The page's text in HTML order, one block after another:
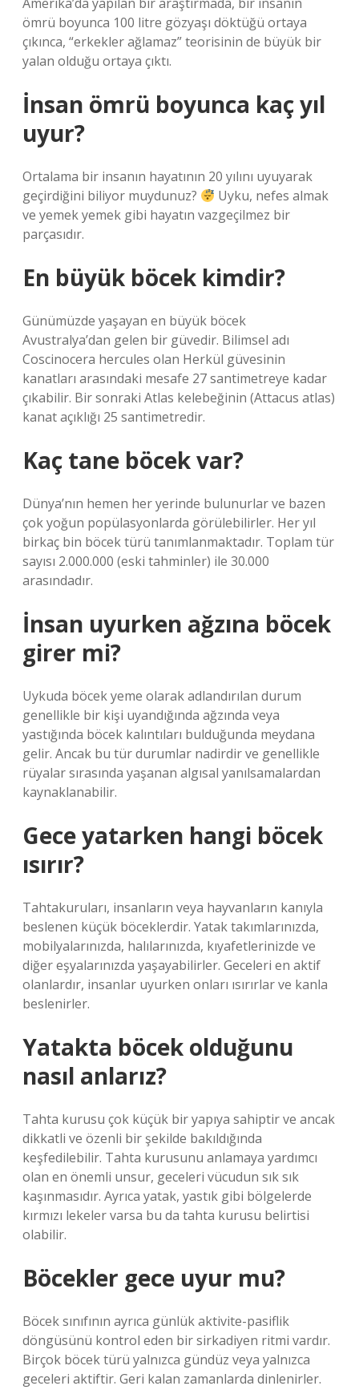
ömrü boyunca 100 litre gözyaşı döktüğü ortaya
çıkınca, “erkekler ağlamaz” teorisinin de büyük bir
yalan olduğu ortaya çıktı.
İnsan ömrü boyunca kaç yıl
uyur?
Ortalama bir insanın hayatının 20 yılını uyuyarak
geçirdiğini biliyor muydunuz?
Uyku, nefes almak
ve yemek yemek gibi hayatın vazgeçilmez bir
parçasıdır.
En büyük böcek kimdir?
Günümüzde yaşayan en büyük böcek
Avustralya’dan gelen bir güvedir. Bilimsel adı
Coscinocera hercules olan Herkül güvesinin
kanatları arasındaki mesafe 27 santimetreye kadar
çıkabilir. Bir sonraki Atlas kelebeğinin (Attacus atlas)
kanat açıklığı 25 santimetredir.
Kaç tane böcek var?
Dünya’nın hemen her yerinde bulunurlar ve bazen
çok yoğun popülasyonlarda görülebilirler. Her yıl
birkaç bin böcek türü tanımlanmaktadır. Toplam tür
sayısı 2.000.000 (eski tahminler) ile 30.000
arasındadır.
İnsan uyurken ağzına böcek
girer mi?
Uykuda böcek yeme olarak adlandırılan durum
genellikle bir kişi uyandığında ağzında veya
yastığında böcek kalıntıları bulduğunda meydana
gelir. Ancak bu tür durumlar nadirdir ve genellikle
rüyalar sırasında yaşanan algısal yanılsamalardan
kaynaklanabilir.
Gece yatarken hangi böcek
ısırır?
Tahtakuruları, insanların veya hayvanların kanıyla
beslenen küçük böceklerdir. Yatak takımlarınızda,
mobilyalarınızda, halılarınızda, kıyafetlerinizde ve
diğer eşyalarınızda yaşayabilirler. Geceleri en aktif
olanlardır, insanlar uyurken onları ısırırlar ve kanla
beslenirler.
Yatakta böcek olduğunu
nasıl anlarız?
Tahta kurusu çok küçük bir yapıya sahiptir ve ancak
dikkatli ve özenli bir şekilde bakıldığında
keşfedilebilir. Tahta kurusunu anlamaya yardımcı
olan en önemli unsur, geceleri vücudun sık sık
kaşınmasıdır. Ayrıca yatak, yastık gibi bölgelerde
kırmızı lekeler varsa bu da tahta kurusu belirtisi
olabilir.
Böcekler gece uyur mu?
Böcek sınıfının ayrıca günlük aktivite-pasiflik
döngüsünü kontrol eden bir sirkadiyen ritmi vardır.
Birçok böcek türü yalnızca gündüz veya yalnızca
geceleri aktiftir. Geri kalan zamanlarda dinlenirler.